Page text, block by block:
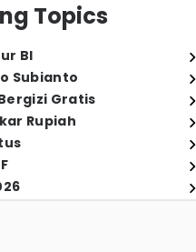
Topics
BI
Subianto
Gratis
Rupiah